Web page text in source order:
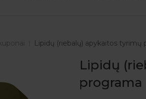
Lipidų (riebalų) apykaitos tyrimų
Lipidų
programa